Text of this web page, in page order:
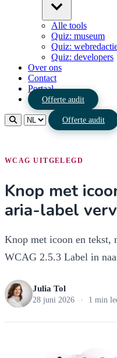
Alle tools
Quiz: museum
Quiz:
Quiz: developers
Over ons
Contact
Portaal
Offerte audit
Offerte audit
WCAG UITGELEGD
Knop met
aria-label
Knop met icoon en
WCAG 2.5.3 Label in
Julia Tol
28 juni 2026 · 1 min